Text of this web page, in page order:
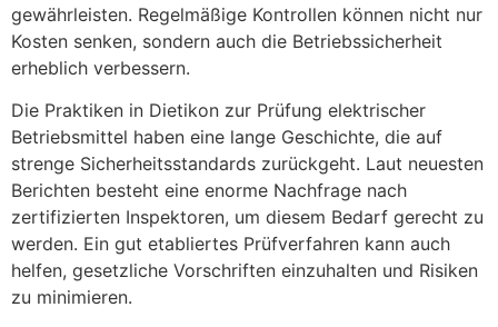
gewährleisten. Regelmäßige Kontrollen können nicht nur
Kosten senken, sondern auch die Betriebssicherheit
erheblich verbessern.
Die Praktiken in Dietikon zur Prüfung elektrischer
Betriebsmittel haben eine lange Geschichte, die auf
strenge Sicherheitsstandards zurückgeht. Laut neuesten
Berichten besteht eine enorme Nachfrage nach
zertifizierten Inspektoren, um diesem Bedarf gerecht zu
werden. Ein gut etabliertes Prüfverfahren kann auch
helfen, gesetzliche Vorschriften einzuhalten und Risiken
zu minimieren.